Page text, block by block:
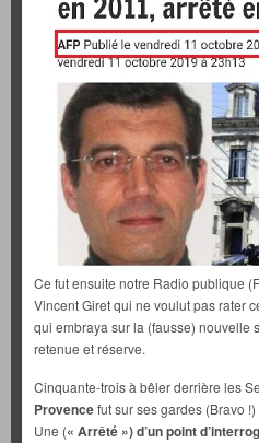
Ce fut ensuite notre Radio publique
Vincent Giret qui ne voulut pas rater
qui embraya sur la (fausse) nouvelle
retenue et réserve.
Cinquante-trois à bêler derrière les
Provencefut sur ses gardes (Bravo
Une (« Arrêté ») d’un point